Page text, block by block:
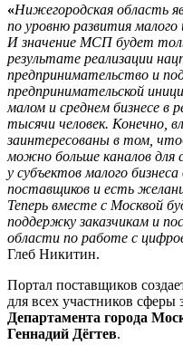
«Нижегородская область
по уровню развития
И значение МСП будет
результате реализации
предпринимательство и
предпринимательской
малом и среднем бизнесе в
тысячи человек. Конечно,
заинтересованы в том,
можно больше каналов для
у субъектов малого
поставщиков и есть
Теперь вместе с Москвой
поддержку заказчикам и
области по работе с
Глеб Никитин.
Портал поставщиков
для всех участников сферы
Департамента города
Геннадий Дёгтев.